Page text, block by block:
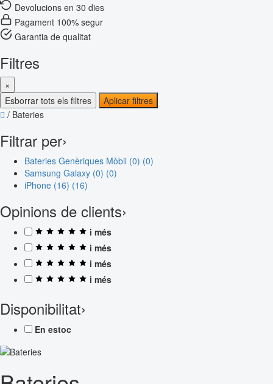
Devolucions en 30 dies
Pagament 100% segur
Garantia de qualitat
Filtres
×
Esborrar tots els filtres
Aplicar filtres
/ Bateries
Filtrar per›
Bateries Genèriques Mòbil (0) (0)
Samsung Galaxy (0) (0)
iPhone (16) (16)
Opinions de clients›
i més
i més
i més
i més
Disponibilitat›
En estoc